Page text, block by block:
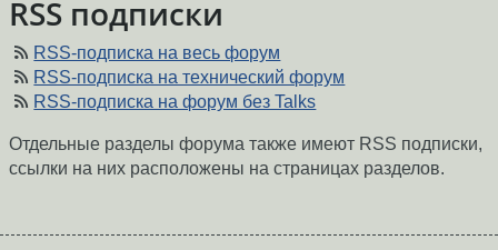
RSS подписки
RSS-подписка на весь форум
RSS-подписка на технический форум
RSS-подписка на форум без Talks
Отдельные разделы форума также имеют RSS подписки,
ссылки на них расположены на страницах разделов.